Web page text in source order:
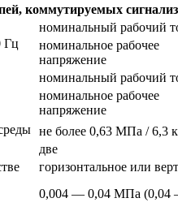
коммутируемых
Гц
номинальный рабочий
номинальное рабочее
напряжение
номинальный рабочий
номинальное рабочее
напряжение
не более 0,63 МПа / 6,3
две
горизонтальное или
0,004 — 0,04 МПа (0,04